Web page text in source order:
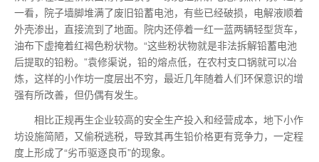
一看，院子墙脚堆满了废旧铅蓄电池，有些已经破损，电解液顺着
外壳渗出，直接流到了地面。院内还停着一红一蓝两辆轻型货车，
油布下虚掩着红褐色粉状物。“这些粉状物就是非法拆解铅蓄电池
后提取的铅粉。”袁修渠说，铅的熔点低，在农村支口锅就可以冶
炼，这样的小作坊一度层出不穷， 最近几年随着人们环保意识的增
强有所改善，但仍偶有发生。
相比正规再生企业较高的安全生产投入和经营成本，地下小作
坊设施简陋，又偷税逃税，导致其再生铅价格更有竞争力，一定程
度上形成了“劣币驱逐良币”的现象。